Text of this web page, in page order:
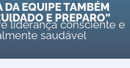
DA EQUIPE TAMBÉM
E PREPARO”
liderança consciente e
saudável